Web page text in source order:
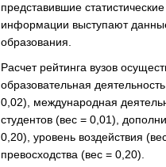
представившие
информации выступают
образования.
Расчет рейтинга вузов
образовательная
0,02), международная
студентов (вес = 0,01),
0,20), уровень воздействия
превосходства (вес = 0,20).